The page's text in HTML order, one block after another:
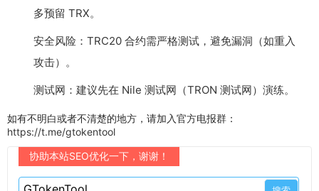
多预留 TRX。
安全风险：TRC20 合约需严格测试，避免漏洞（如重入
攻击）。
测试网：建议先在 Nile 测试网（TRON 测试网）演练。
如有不明白或者不清楚的地方，请加入官方电报群：
https://t.me/gtokentool
协助本站SEO优化一下，谢谢！